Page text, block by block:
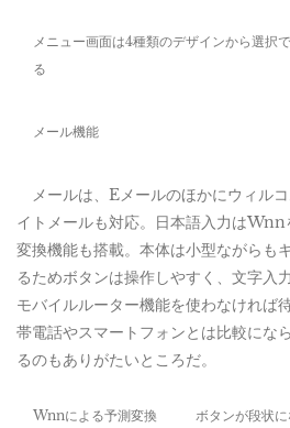
メニュー画面は4種類のデザインから選択
る
メール機能
メールは、Eメールのほかにウィル
イトメールも対応。日本語入力は
変換機能も搭載。本体は小型ながらも
るためボタンは操作しやすく、文字入
モバイルルーター機能を使わなければ
帯電話やスマートフォンとは比較にな
るのもありがたいところだ。
Wnnによる予測変換 ボタンが段状